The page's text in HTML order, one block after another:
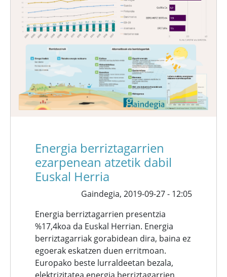
Energia berriztagarrien
ezarpenean atzetik dabil
Euskal Herria
Gaindegia, 2019-09-27 - 12:05
Energia berriztagarrien presentzia
%17,4koa da Euskal Herrian. Energia
berriztagarriak gorabidean dira, baina ez
egoerak eskatzen duen erritmoan.
Europako beste lurraldeetan bezala,